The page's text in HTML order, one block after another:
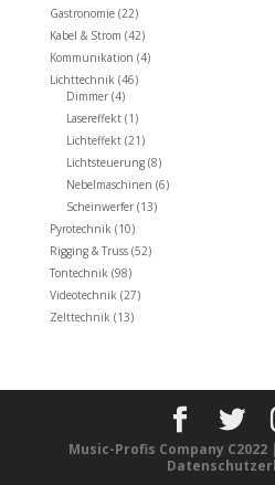
Gastronomie (22)
Kabel & Strom (42)
Kommunikation (4)
Lichttechnik (46)
Dimmer (4)
Lasereffekt (1)
Lichteffekt (21)
Lichtsteuerung (8)
Nebelmaschinen (6)
Scheinwerfer (13)
Pyrotechnik (10)
Rigging & Truss (52)
Tontechnik (98)
Videotechnik (27)
Zelttechnik (13)
Music-Profis Company C2022 |